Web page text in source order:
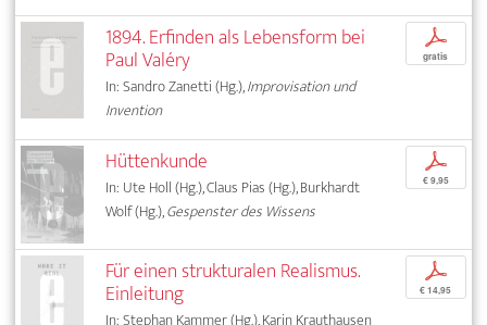
1894. Erfinden als Lebensform bei
Paul Valéry
In: Sandro Zanetti (Hg.),Improvisation und
Invention
p
gratis
Hüttenkunde
In: Ute Holl (Hg.), Claus Pias (Hg.), Burkhardt
Wolf (Hg.),Gespenster des Wissens
p
€ 9,95
Für einen strukturalen Realismus.
Einleitung
p
€ 14,95